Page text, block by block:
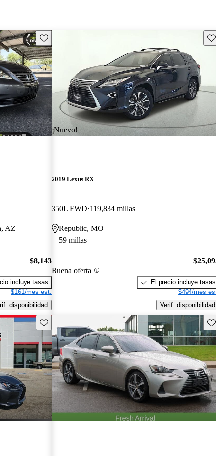
Guarda este Aviso
AZ
$8,143
incluye tasas
$161/mes est.
disponibilidad
¡Nuevo!
2019 Lexus RX
350L FWD 119,834 millas
Republic, MO
59 millas
Buena oferta
El precio incluye tasas
$494/mes
Verif. disponibilidad
Guarda este Aviso